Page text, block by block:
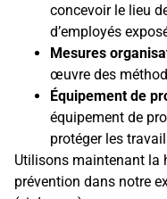
concevoir le lieu
d’employés
Mesures
œuvre des
Équipement de
équipement de
protéger les
Utilisons maintenant la
prévention dans notre